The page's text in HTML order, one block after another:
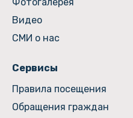
Видео
СМИ о нас
Сервисы
Правила посещения
Обращения граждан